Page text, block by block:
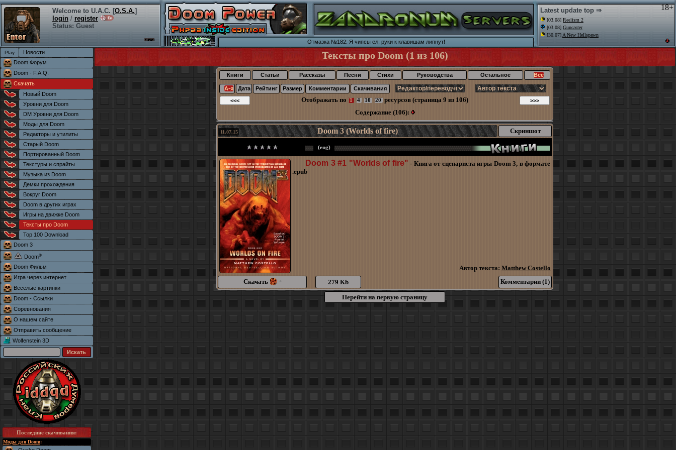
18+
Welcome to U.A.C. [O.S.A.]
login / register
Status: Guest
Latest update top ⇒
[03.08] Reelism 2
[03.08] Guncaster
[30.07] A New Hellspawn
Отмазка №182: Я чипсы ел, руки к клавишам липнут!
Новости
Doom Форум
Doom - F.A.Q.
Скачать
Новый Doom
Уровни для Doom
DM Уровни для Doom
Моды для Doom
Редакторы и утилиты
Старый Doom
Портированный Doom
Текстуры и спрайты
Музыка из Doom
Демки прохождения
Вокруг Doom
Doom в других играх
Игры на движке Doom
Тексты про Doom
Top 100 Download
Doom 3
Doom®
Doom Фильм
Игра через интернет
Веселые картинки
Doom - Ссылки
Соревнования
О нашем сайте
Отправить сообщение
Wolfenstein 3D
Последние скачивания:
Моды для Doom:
Тексты про Doom (1 из 106)
Книги Статьи Рассказы Песни Стихи Руководства Остальное Все
А-я Дата Рейтинг Размер Комментарии Скачивания
Отображать по 1 4 10 20 ресурсов (страница 9 из 106)
Содержание (106):
11.07.15 Doom 3 (Worlds of fire) Скриншот
(eng)
Doom 3 #1 "Worlds of fire" - Книга от сценариста игры Doom 3, в формате
.epub
Автор текста: Matthew Costello
Скачать
* 279 Kb Комментарии (1)